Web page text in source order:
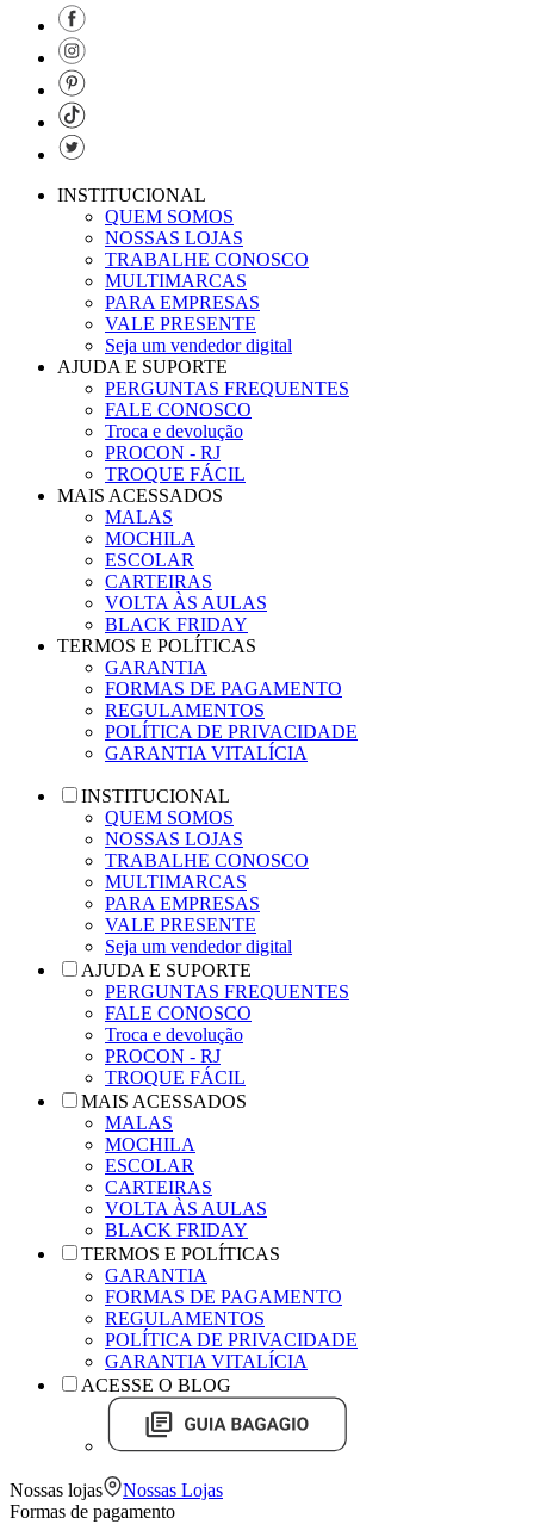
INSTITUCIONAL
QUEM SOMOS
NOSSAS LOJAS
TRABALHE CONOSCO
MULTIMARCAS
PARA EMPRESAS
VALE PRESENTE
Seja um vendedor digital
AJUDA E SUPORTE
PERGUNTAS FREQUENTES
FALE CONOSCO
Troca e devolução
PROCON - RJ
TROQUE FÁCIL
MAIS ACESSADOS
MALAS
MOCHILA
ESCOLAR
CARTEIRAS
VOLTA ÀS AULAS
BLACK FRIDAY
TERMOS E POLÍTICAS
GARANTIA
FORMAS DE PAGAMENTO
REGULAMENTOS
POLÍTICA DE PRIVACIDADE
GARANTIA VITALÍCIA
INSTITUCIONAL
QUEM SOMOS
NOSSAS LOJAS
TRABALHE CONOSCO
MULTIMARCAS
PARA EMPRESAS
VALE PRESENTE
Seja um vendedor digital
AJUDA E SUPORTE
PERGUNTAS FREQUENTES
FALE CONOSCO
Troca e devolução
PROCON - RJ
TROQUE FÁCIL
MAIS ACESSADOS
MALAS
MOCHILA
ESCOLAR
CARTEIRAS
VOLTA ÀS AULAS
BLACK FRIDAY
TERMOS E POLÍTICAS
GARANTIA
FORMAS DE PAGAMENTO
REGULAMENTOS
POLÍTICA DE PRIVACIDADE
GARANTIA VITALÍCIA
ACESSE O BLOG
Nossas lojas
Nossas Lojas
Formas de pagamento